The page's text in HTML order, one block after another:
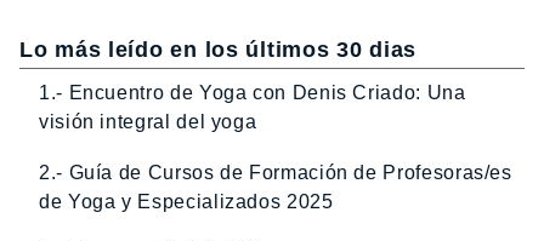
Lo más leído en los últimos 30 dias
1.- Encuentro de Yoga con Denis Criado: Una
visión integral del yoga
2.- Guía de Cursos de Formación de Profesoras/es
de Yoga y Especializados 2025